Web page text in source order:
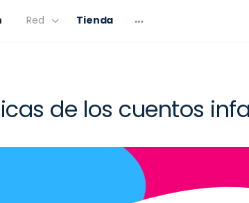
Red Tienda
de los cuentos